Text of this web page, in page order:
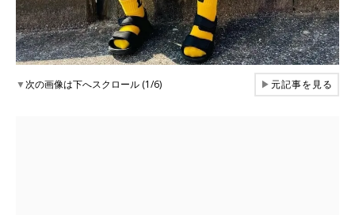
▼次の画像は下へスクロール (1/6) ▶元記事を見る